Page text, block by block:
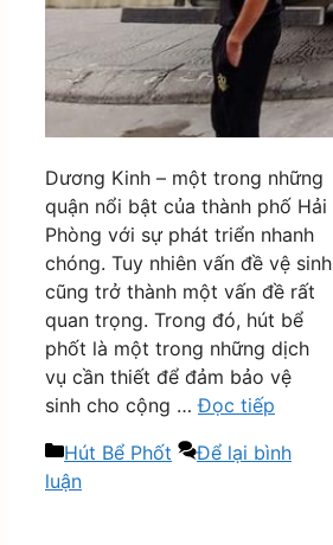
Dương Kinh – một trong những
quận nổi bật của thành phố Hải
Phòng với sự phát triển nhanh
chóng. Tuy nhiên vấn đề vệ sinh
cũng trở thành một vấn đề rất
quan trọng. Trong đó, hút bể
phốt là một trong những dịch
vụ cần thiết để đảm bảo vệ
sinh cho cộng …Đọc tiếp
Danh
mục
Hút Bể Phốt
Để lại bình
luận